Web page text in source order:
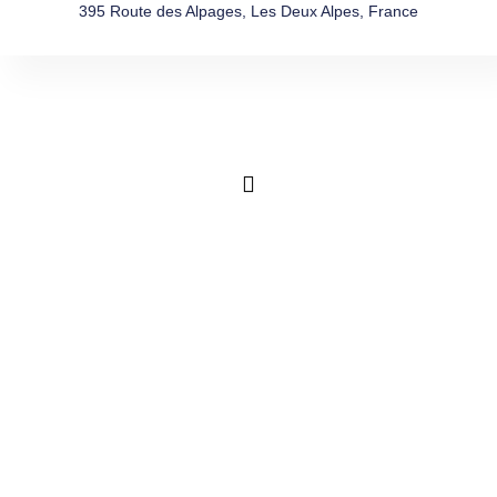
395 Route des Alpages, Les Deux Alpes, France